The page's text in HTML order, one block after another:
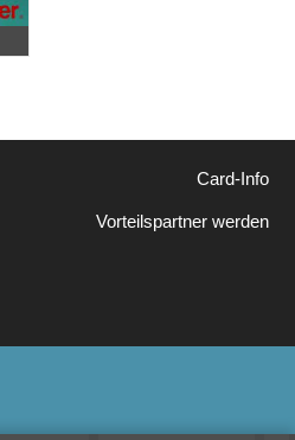
Card-Info
Vorteilspartner werden